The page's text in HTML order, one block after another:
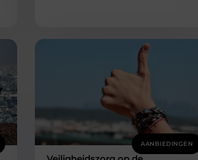
AANBIEDINGEN